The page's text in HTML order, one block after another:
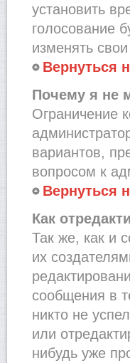
установить
голосование
изменять
Вернуться
Почему я не
Ограничение
вариантов,
вопросом к
Вернуться
Как
Так же, как и
их
сообщения в
никто не
или
нибудь уже